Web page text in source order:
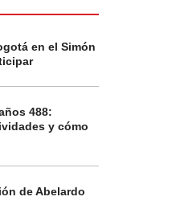
en el Simón
488:
y cómo
de Abelardo